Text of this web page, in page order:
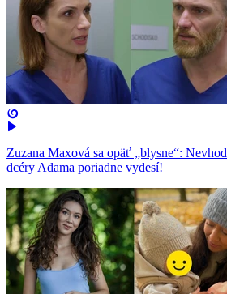
Zuzana Maxová sa opäť „blysne“:
dcéry Adama poriadne vydesí!